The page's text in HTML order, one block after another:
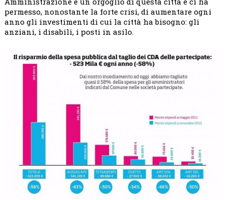
permesso, nonostante la forte crisi, di aumentare ogni
anno gli investimenti di cui la città ha bisogno: gli
anziani, i disabili, i posti in asilo.